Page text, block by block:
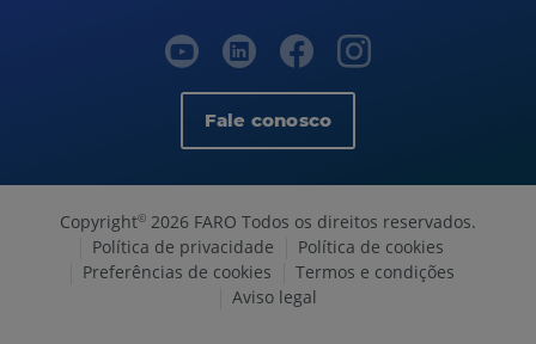
Fale conosco
Copyright© 2026 FARO Todos os direitos reservados.
Política de privacidade
Política de cookies
Preferências de cookies
Termos e condições
Aviso legal